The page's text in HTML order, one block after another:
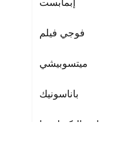
فوجي فيلم
ميتسوبيشي
باناسونيك
مراوح التكنولوجيا